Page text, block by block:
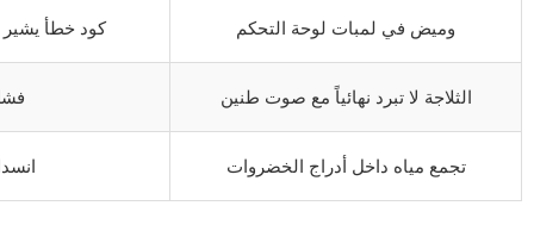
وميض في لمبات لوحة التحكم كود خطأ
الثلاجة لا تبرد نهائياً مع صوت طنين
تجمع مياه داخل أدراج الخضروات